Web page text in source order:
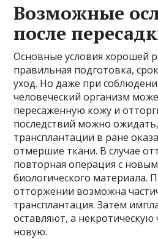
Возможные
после
Основные условия хорошей
правильная подготовка,
уход. Но даже при
человеческий организм
пересаженную кожу и
последствий можно
трансплантации в ране
отмершие ткани. В случае
повторная операция с
биологического материала.
отторжении возможна
трансплантация. Затем
оставляют, а некротическую
новую.